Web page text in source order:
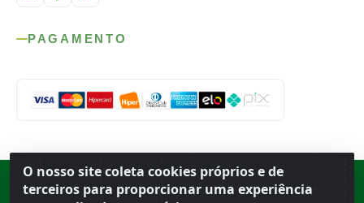
O nosso site coleta cookies próprios e de
terceiros para proporcionar uma experiência
PAGAMENTO
Rod. SP-215, s/n, km 98 — Área Rural Porto Ferreira ·BR
· CEP
· CNPJ 56.679.863/0001-91